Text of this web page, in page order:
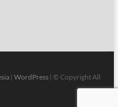
| WordPress| © Copyright All